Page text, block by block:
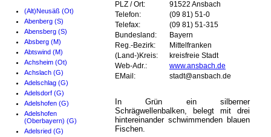
(Alt)Neusäß (Ot)
Abenberg (S)
Abensberg (S)
Absberg (M)
Abtswind (M)
Achsheim (Ot)
Achslach (G)
Adelschlag (G)
Adelsdorf (G)
Adelshofen (G)
Adelshofen
(Oberbayern) (G)
Adelsried (G)
PLZ / Ort:
91522 Ansbach
Telefon:
(09 81) 51-0
Telefax:
(09 81) 51-315
Bundesland:
Bayern
Reg.-Bezirk:
Mittelfranken
(Land-)Kreis:
kreisfreie Stadt
Web-Adr.:
www.ansbach.de
EMail:
stadt@ansbach.de
In Grün ein silberner
Schrägwellenbalken, belegt mit drei
hintereinander schwimmenden blauen
Fischen.